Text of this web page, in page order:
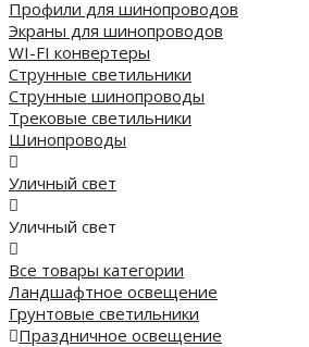
Профили для шинопроводов
Экраны для шинопроводов
WI-FI конвертеры
Струнные светильники
Струнные шинопроводы
Трековые светильники
Шинопроводы
Уличный свет
Уличный свет
Все товары категории
Ландшафтное освещение
Грунтовые светильники
Праздничное освещение